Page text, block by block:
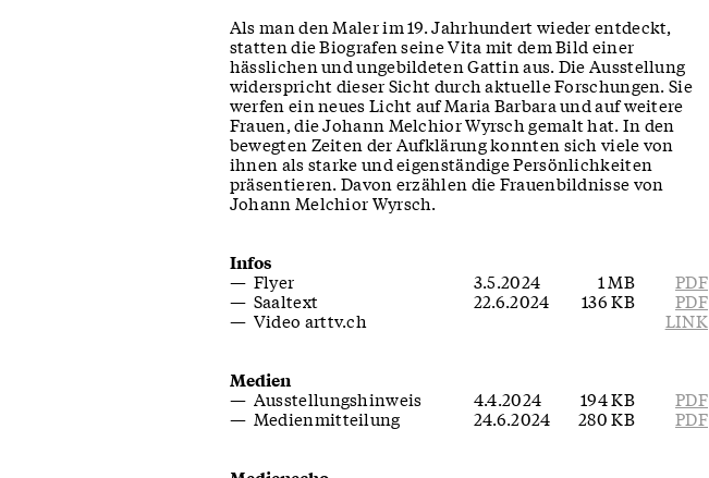
Als man den Maler im 19. Jahrhundert wieder entdeckt,
statten die Biografen seine Vita mit dem Bild einer
hässlichen und ungebildeten Gattin aus. Die Ausstellung
widerspricht dieser Sicht durch aktuelle Forschungen. Sie
werfen ein neues Licht auf Maria Barbara und auf weitere
Frauen, die Johann Melchior Wyrsch gemalt hat. In den
bewegten Zeiten der Aufklärung konnten sich viele von
ihnen als starke und eigenständige Persönlichkeiten
präsentieren. Davon erzählen die Frauenbildnisse von
Johann Melchior Wyrsch.
Infos
Flyer
3.5.2024 1 MB
PDF
Saaltext
22.6.2024 136 KB
PDF
Video arttv.ch
LINK
Medien
Ausstellungshinweis
4.4.2024 194 KB
PDF
Medienmitteilung
24.6.2024 280 KB PDF